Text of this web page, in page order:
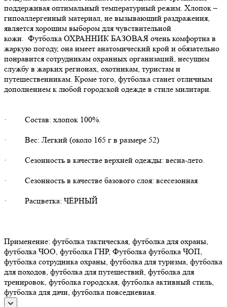
поддерживая оптимальный температурный режим. Хлопок –
гипоаллергенный материал, не вызывающий раздражения,
является хорошим выбором для чувствительной
кожи. Футболка ОХРАННИК БАЗОВАЯ очень комфортна в
жаркую погоду, она имеет анатомический крой и обязательно
понравится сотрудникам охранных организаций, несущим
службу в жарких регионах, охотникам, туристам и
путешественникам. Кроме того, футболка станет отличным
дополнением к любой городской одежде в стиле милитари.
· Состав: хлопок 100%.
· Вес: Легкий (около 165 г в размере 52)
· Сезонность в качестве верхней одежды: весна-лето.
· Сезонность в качестве базового слоя: всесезонная
· Расцветка: ЧЁРНЫЙ
Применение: футболка тактическая, футболка для охраны,
футболка ЧОО, футболка ГНР, Футболка футболка ЧОП,
футболка сотрудника охраны, футболка для туризма, футболка
для походов, футболка для путешествий, футболка для
тренировок, футболка городская, футболка активный стиль,
футболка для дачи, футболка повседневная.